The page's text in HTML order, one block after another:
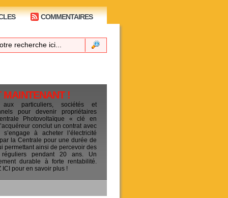
COMMENTAIRES
MAINTENANT !
aux particuliers, sociétés et
pour devenir propriétaires
Photovoltaïque « clé en
conclut un contrat avec
à acheter l’électricité
la Centrale pour une durée de
permettant ainsi de percevoir des
réguliers pendant 20 ans. Un
durable à forte rentabilité.
ICI pour en savoir plus !